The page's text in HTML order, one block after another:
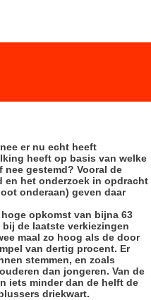
er nu echt heeft
heeft op basis van welke
gestemd? Vooral de
en het onderzoek in opdracht
onderaan) geven daar
opkomst van bijna 63
de laatste verkiezingen
maal zo hoog als de door
van dertig procent. Er
stemmen, en zoals
dan jongeren. Van de
iets minder dan de helft de
driekwart.